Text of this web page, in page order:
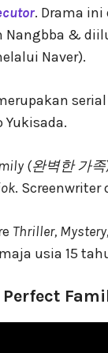
. Drama
&
Naver).
Yukisada.
(완벽한 가족
. Screenwriter
Thriller,
usia 15